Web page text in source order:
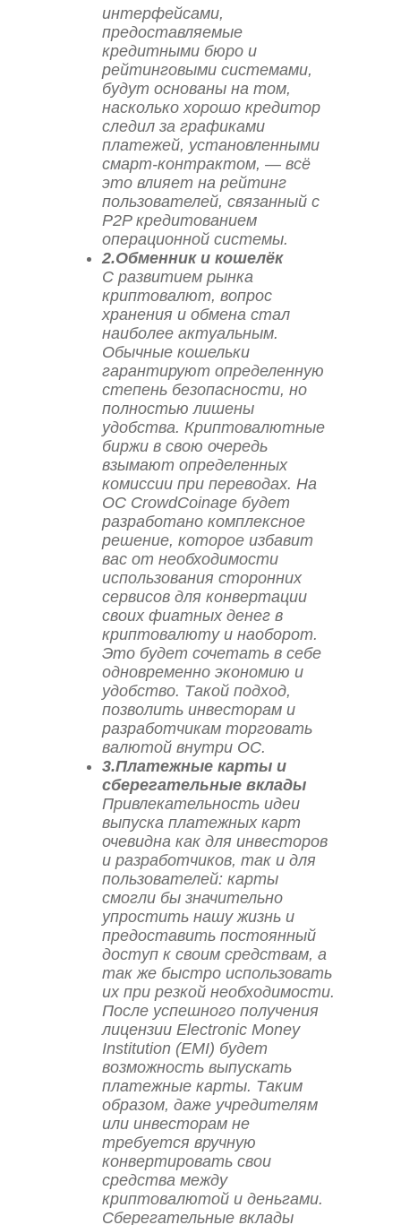
интерфейсами,
предоставляемые
кредитными бюро и
рейтинговыми системами,
будут основаны на том,
насколько хорошо кредитор
следил за графиками
платежей, установленными
смарт-контрактом, — всё
это влияет на рейтинг
пользователей, связанный с
P2P кредитованием
операционной системы.
2.Обменник и кошелёк
С развитием рынка
криптовалют, вопрос
хранения и обмена стал
наиболее актуальным.
Обычные кошельки
гарантируют определенную
степень безопасности, но
полностью лишены
удобства. Криптовалютные
биржи в свою очередь
взымают определенных
комиссии при переводах. На
ОС CrowdCoinage будет
разработано комплексное
решение, которое избавит
вас от необходимости
использования сторонних
сервисов для конвертации
своих фиатных денег в
криптовалюту и наоборот.
Это будет сочетать в себе
одновременно экономию и
удобство. Такой подход,
позволить инвесторам и
разработчикам торговать
валютой внутри ОС.
3.Платежные карты и
сберегательные вклады
Привлекательность идеи
выпуска платежных карт
очевидна как для инвесторов
и разработчиков, так и для
пользователей: карты
смогли бы значительно
упростить нашу жизнь и
предоставить постоянный
доступ к своим средствам, а
так же быстро использовать
их при резкой необходимости.
После успешного получения
лицензии Electronic Money
Institution (EMI) будет
возможность выпускать
платежные карты. Таким
образом, даже учредителям
или инвесторам не
требуется вручную
конвертировать свои
средства между
криптовалютой и деньгами.
Сберегательные вклады